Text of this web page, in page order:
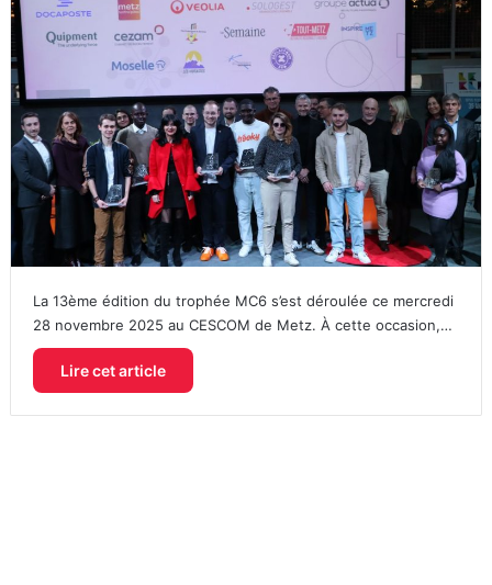
La 13ème édition du trophée MC6 s’est déroulée ce mercredi
28 novembre 2025 au CESCOM de Metz. À cette occasion,…
Lire cet article